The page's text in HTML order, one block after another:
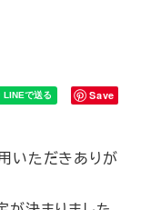
Save
いただきありが